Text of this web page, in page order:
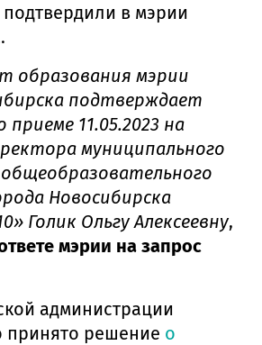
в мэрии
образования мэрии
подтверждает
11.05.2023 на
муниципального
Новосибирска
Голик Ольгу Алексеевну,
мэрии на запрос
администрации
принято решение о